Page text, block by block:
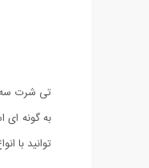
توانید با